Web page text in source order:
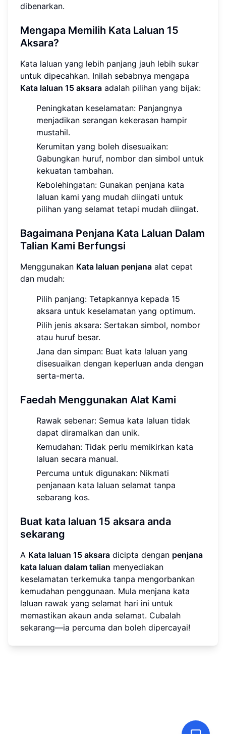
dibenarkan.
Mengapa Memilih Kata Laluan 15
Aksara?
Kata laluan yang lebih panjang jauh lebih sukar
untuk dipecahkan. Inilah sebabnya mengapa
Kata laluan 15 aksara adalah pilihan yang bijak:
Peningkatan keselamatan: Panjangnya
menjadikan serangan kekerasan hampir
mustahil.
Kerumitan yang boleh disesuaikan:
Gabungkan huruf, nombor dan simbol untuk
kekuatan tambahan.
Kebolehingatan: Gunakan penjana kata
laluan kami yang mudah diingati untuk
pilihan yang selamat tetapi mudah diingat.
Bagaimana Penjana Kata Laluan Dalam
Talian Kami Berfungsi
Menggunakan Kata laluan penjana alat cepat
dan mudah:
Pilih panjang: Tetapkannya kepada 15
aksara untuk keselamatan yang optimum.
Pilih jenis aksara: Sertakan simbol, nombor
atau huruf besar.
Jana dan simpan: Buat kata laluan yang
disesuaikan dengan keperluan anda dengan
serta-merta.
Faedah Menggunakan Alat Kami
Rawak sebenar: Semua kata laluan tidak
dapat diramalkan dan unik.
Kemudahan: Tidak perlu memikirkan kata
laluan secara manual.
Percuma untuk digunakan: Nikmati
penjanaan kata laluan selamat tanpa
sebarang kos.
Buat kata laluan 15 aksara anda
sekarang
A Kata laluan 15 aksara dicipta dengan penjana
kata laluan dalam talian menyediakan
keselamatan terkemuka tanpa mengorbankan
kemudahan penggunaan. Mula menjana kata
laluan rawak yang selamat hari ini untuk
memastikan akaun anda selamat. Cubalah
sekarang—ia percuma dan boleh dipercayai!